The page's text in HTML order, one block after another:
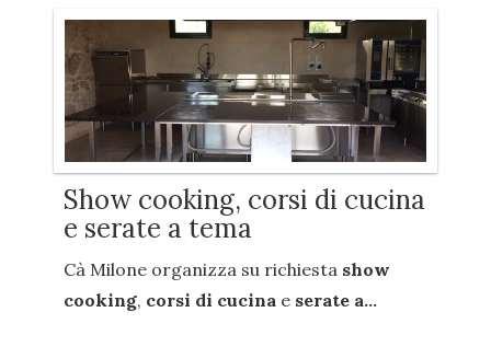
Show cooking, corsi di cucina
e serate a tema
Cà Milone organizza su richiesta show
cooking, corsi di cucina e serate a...